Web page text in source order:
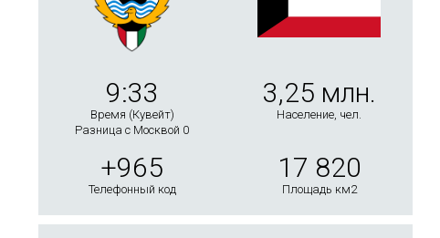
9:33
Время (Кувейт)
Разница с Москвой 0
3,25 млн.
Население, чел.
+965
Телефонный код
17 820
Площадь км2